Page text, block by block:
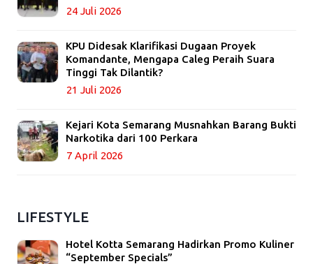
24 Juli 2026
KPU Didesak Klarifikasi Dugaan Proyek
Komandante, Mengapa Caleg Peraih Suara
Tinggi Tak Dilantik?
21 Juli 2026
Kejari Kota Semarang Musnahkan Barang Bukti
Narkotika dari 100 Perkara
7 April 2026
LIFESTYLE
Hotel Kotta Semarang Hadirkan Promo Kuliner
“September Specials”